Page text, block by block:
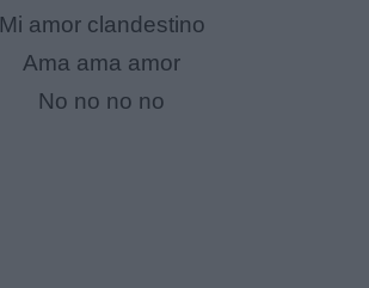
Mi amor clandestino
Ama ama amor
No no no no